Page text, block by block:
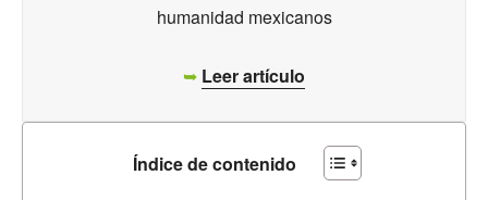
humanidad mexicanos
➥ Leer artículo
Índice de contenido